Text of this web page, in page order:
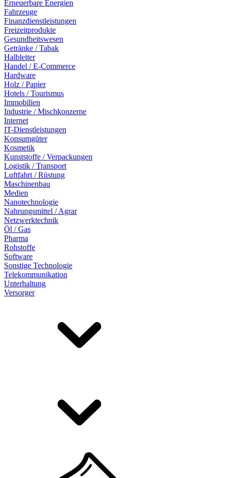
Erneuerbare Energien
Fahrzeuge
Finanzdienstleistungen
Freizeitprodukte
Gesundheitswesen
Getränke / Tabak
Halbleiter
Handel / E-Commerce
Hardware
Holz / Papier
Hotels / Tourismus
Immobilien
Industrie / Mischkonzerne
Internet
IT-Dienstleistungen
Konsumgüter
Kosmetik
Kunststoffe / Verpackungen
Logistik / Transport
Luftfahrt / Rüstung
Maschinenbau
Medien
Nanotechnologie
Nahrungsmittel / Agrar
Netzwerktechnik
Öl / Gas
Pharma
Rohstoffe
Software
Sonstige Technologie
Telekommunikation
Unterhaltung
Versorger